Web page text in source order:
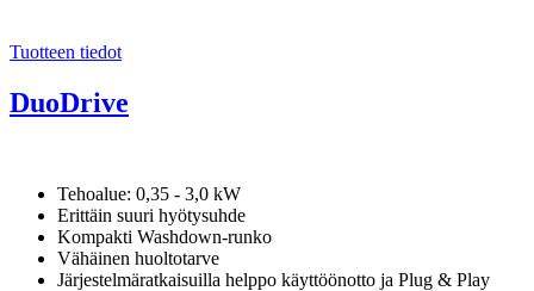
Tuotteen tiedot
DuoDrive
Tehoalue: 0,35 - 3,0 kW
Erittäin suuri hyötysuhde
Kompakti Washdown-runko
Vähäinen huoltotarve
Järjestelmäratkaisuilla helppo käyttöönotto ja Plug & Play